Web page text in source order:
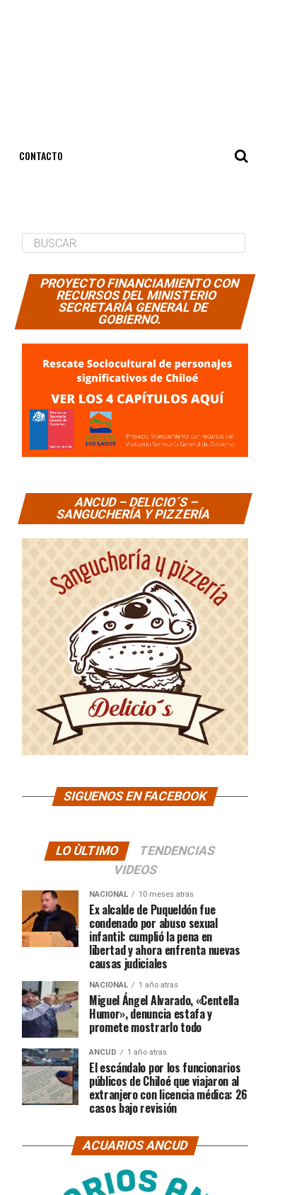
CONTACTO
PROYECTO FINANCIAMIENTO CON
RECURSOS DEL MINISTERIO
SECRETARÍA GENERAL DE
GOBIERNO.
ANCUD – DELICIO´S –
SANGUCHERÍA Y PIZZERÍA
SIGUENOS EN FACEBOOK
LO ÙLTIMO
TENDENCIAS
VIDEOS
NACIONAL 10 meses atras
Ex alcalde de Puqueldón fue
condenado por abuso sexual
infantil: cumplió la pena en
libertad y ahora enfrenta nuevas
causas judiciales
NACIONAL 1 año atras
Miguel Ángel Alvarado, «Centella
Humor», denuncia estafa y
promete mostrarlo todo
ANCUD 1 año atras
El escándalo por los funcionarios
públicos de Chiloé que viajaron al
extranjero con licencia médica: 26
casos bajo revisión
ACUARIOS ANCUD